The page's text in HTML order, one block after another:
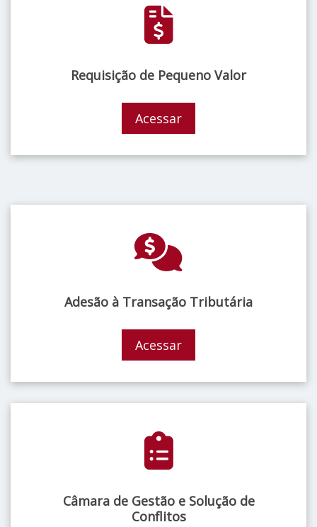
Requisição de Pequeno Valor
Acessar
Adesão à Transação Tributária
Acessar
Câmara de Gestão e Solução de
Conflitos